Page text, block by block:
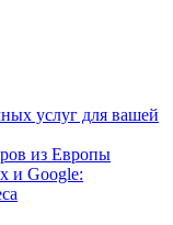
услуг для вашей
из Европы
и Google: